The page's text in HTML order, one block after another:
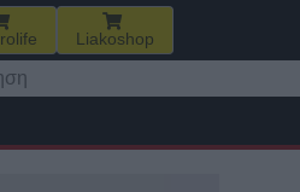
Liakoshop
για: